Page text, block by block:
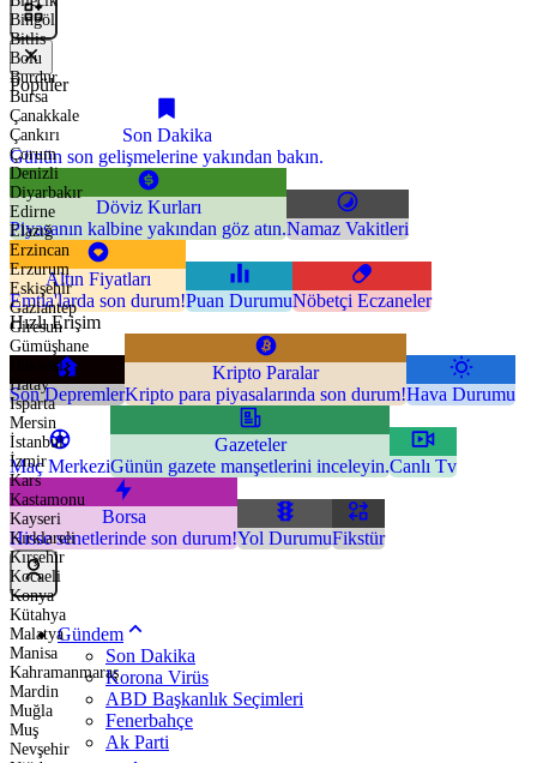
Bingöl
Bitlis
Bolu
Burdur
Bursa
Çanakkale
Çankırı
Çorum
Denizli
Diyarbakır
Edirne
Elazığ
Erzincan
Erzurum
Eskişehir
Gaziantep
Giresun
Gümüşhane
Hakkari
Hatay
Isparta
Mersin
İstanbul
İzmir
Kars
Kastamonu
Kayseri
Kırklareli
Kırşehir
Kocaeli
Konya
Kütahya
Malatya
Manisa
Kahramanmaraş
Mardin
Muğla
Muş
Nevşehir
Popüler
Son Dakika
Günün son gelişmelerine yakından bakın.
Döviz Kurları
Piyasanın kalbine yakından göz atın.Namaz Vakitleri
Altın Fiyatları
Emtia'larda son durum!Puan DurumuNöbetçi Eczaneler
Hızlı Erişim
Son Depremler
Kripto Paralar
Kripto para piyasalarında son durum!Hava Durumu
Maç Merkezi
Gazeteler
Günün gazete manşetlerini inceleyin.Canlı Tv
Borsa
Hisse senetlerinde son durum!Yol DurumuFikstür
Gündem
Son Dakika
Korona Virüs
ABD Başkanlık Seçimleri
Fenerbahçe
Ak Parti